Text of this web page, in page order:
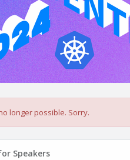
longer possible. Sorry.
Speakers